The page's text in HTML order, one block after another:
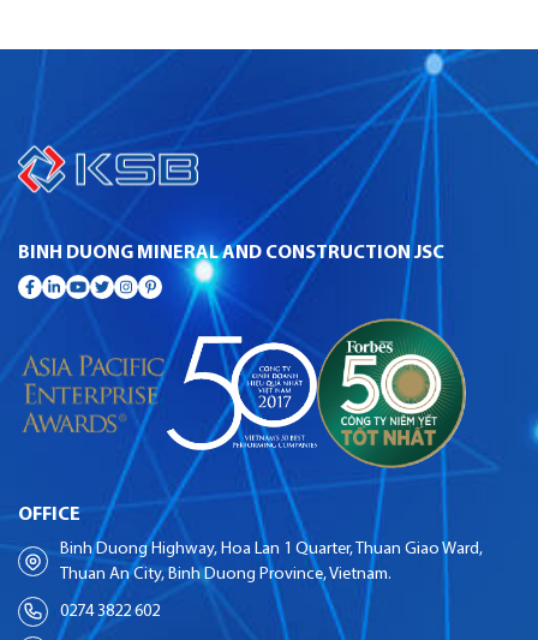
BINH DUONG MINERAL AND CONSTRUCTION JSC
OFFICE
Binh Duong Highway, Hoa Lan 1 Quarter, Thuan Giao Ward,
Thuan An City, Binh Duong Province, Vietnam.
0274 3822 602